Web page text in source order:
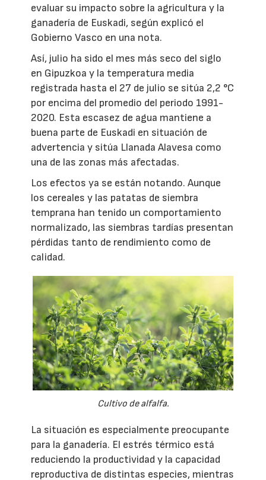
evaluar su impacto sobre la agricultura y la
ganadería de Euskadi, según explicó el
Gobierno Vasco en una nota.
Así, julio ha sido el mes más seco del siglo
en Gipuzkoa y la temperatura media
registrada hasta el 27 de julio se sitúa 2,2 °C
por encima del promedio del periodo 1991-
2020. Esta escasez de agua mantiene a
buena parte de Euskadi en situación de
advertencia y sitúa Llanada Alavesa como
una de las zonas más afectadas.
Los efectos ya se están notando. Aunque
los cereales y las patatas de siembra
temprana han tenido un comportamiento
normalizado, las siembras tardías presentan
pérdidas tanto de rendimiento como de
calidad.
Cultivo de alfalfa.
La situación es especialmente preocupante
para la ganadería. El estrés térmico está
reduciendo la productividad y la capacidad
reproductiva de distintas especies, mientras